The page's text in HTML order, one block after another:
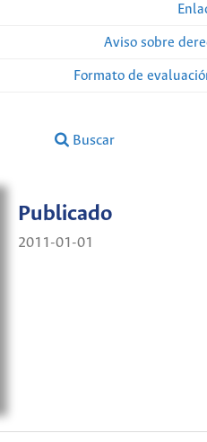
Aviso sobre
Formato de
Buscar
Publicado
2011-01-01